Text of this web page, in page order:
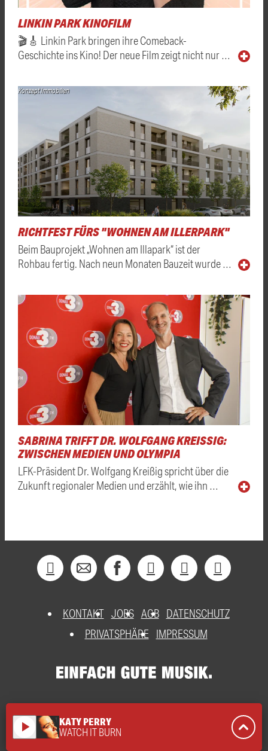
LINKIN PARK KINOFILM
🎬🎸 Linkin Park bringen ihre Comeback-
Geschichte ins Kino! Der neue Film zeigt nicht nur …
Konzept Immobilien
RICHTFEST FÜRS "WOHNEN AM ILLERPARK"
Beim Bauprojekt „Wohnen am Illapark“ ist der
Rohbau fertig. Nach neun Monaten Bauzeit wurde …
SABRINA TRIFFT DR. WOLFGANG KREISSIG: Z
WISCHEN MEDIEN UND OLYMPIA
LFK-Präsident Dr. Wolfgang Kreißig spricht über die
Zukunft regionaler Medien und erzählt, wie ihn …
KONTAKT JOBS AGB DATENSCHUTZ
PRIVATSPHÄRE
IMPRESSUM
play_arrow KATY PERRY
WATCH IT BURN